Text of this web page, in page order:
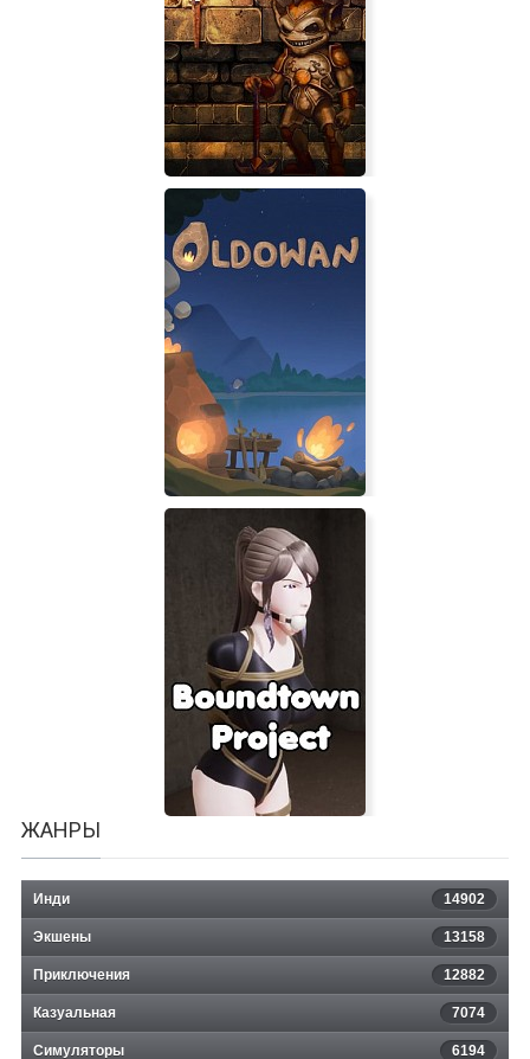
The Protagonist: EX-1
War for the Overworld
Oldowan
ЖАНРЫ
Инди 14902
Экшены 13158
Приключения 12882
Казуальная 7074
Симуляторы 6194